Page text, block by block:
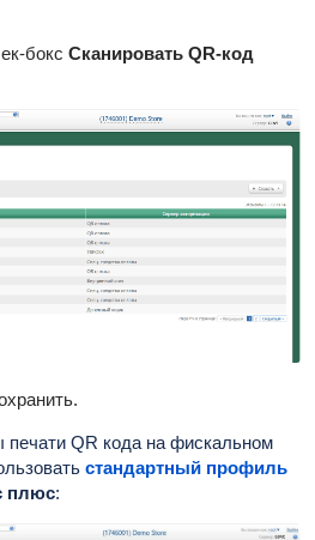
бокс Сканировать QR-код
печати QR кода на фискальном
стандартный профиль
плюс: